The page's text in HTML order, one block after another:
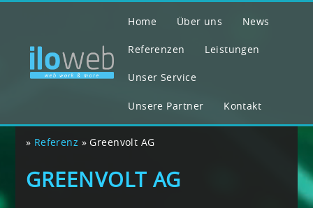
Home Über uns News
Referenzen Leistungen
Unser Service
Unsere Partner Kontakt
» Referenz » Greenvolt AG
GREENVOLT AG